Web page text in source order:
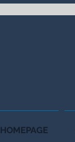
HOMEPAGE